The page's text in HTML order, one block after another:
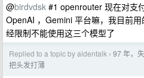
@birdvdsk #1 openrouter 现在对支
OpenAI ，Gemini 平台嘛，我目前
经限制不能使用这三个模型了
Replied to a topic by aidentalk › 97 年，
把头发打薄